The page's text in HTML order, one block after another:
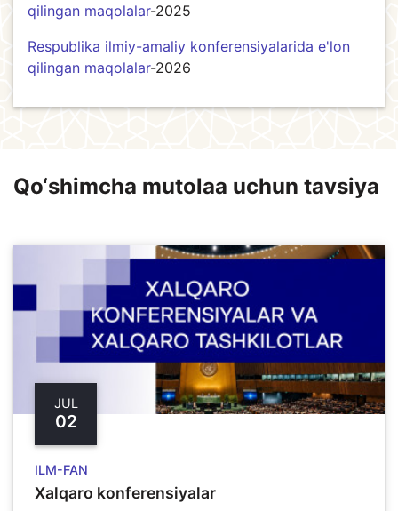
qilingan maqolalar-2025
Respublika ilmiy-amaliy konferensiyalarida e'lon
qilingan maqolalar-2026
Qo‘shimcha mutolaa uchun tavsiya
JUL
02
ILM-FAN
Xalqaro konferensiyalar